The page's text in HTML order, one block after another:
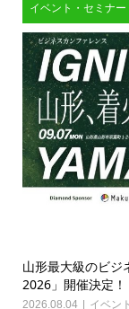
イベント・セミナー
山形最大級のビジ
2026」開催決定！
2026.08.04 イベン